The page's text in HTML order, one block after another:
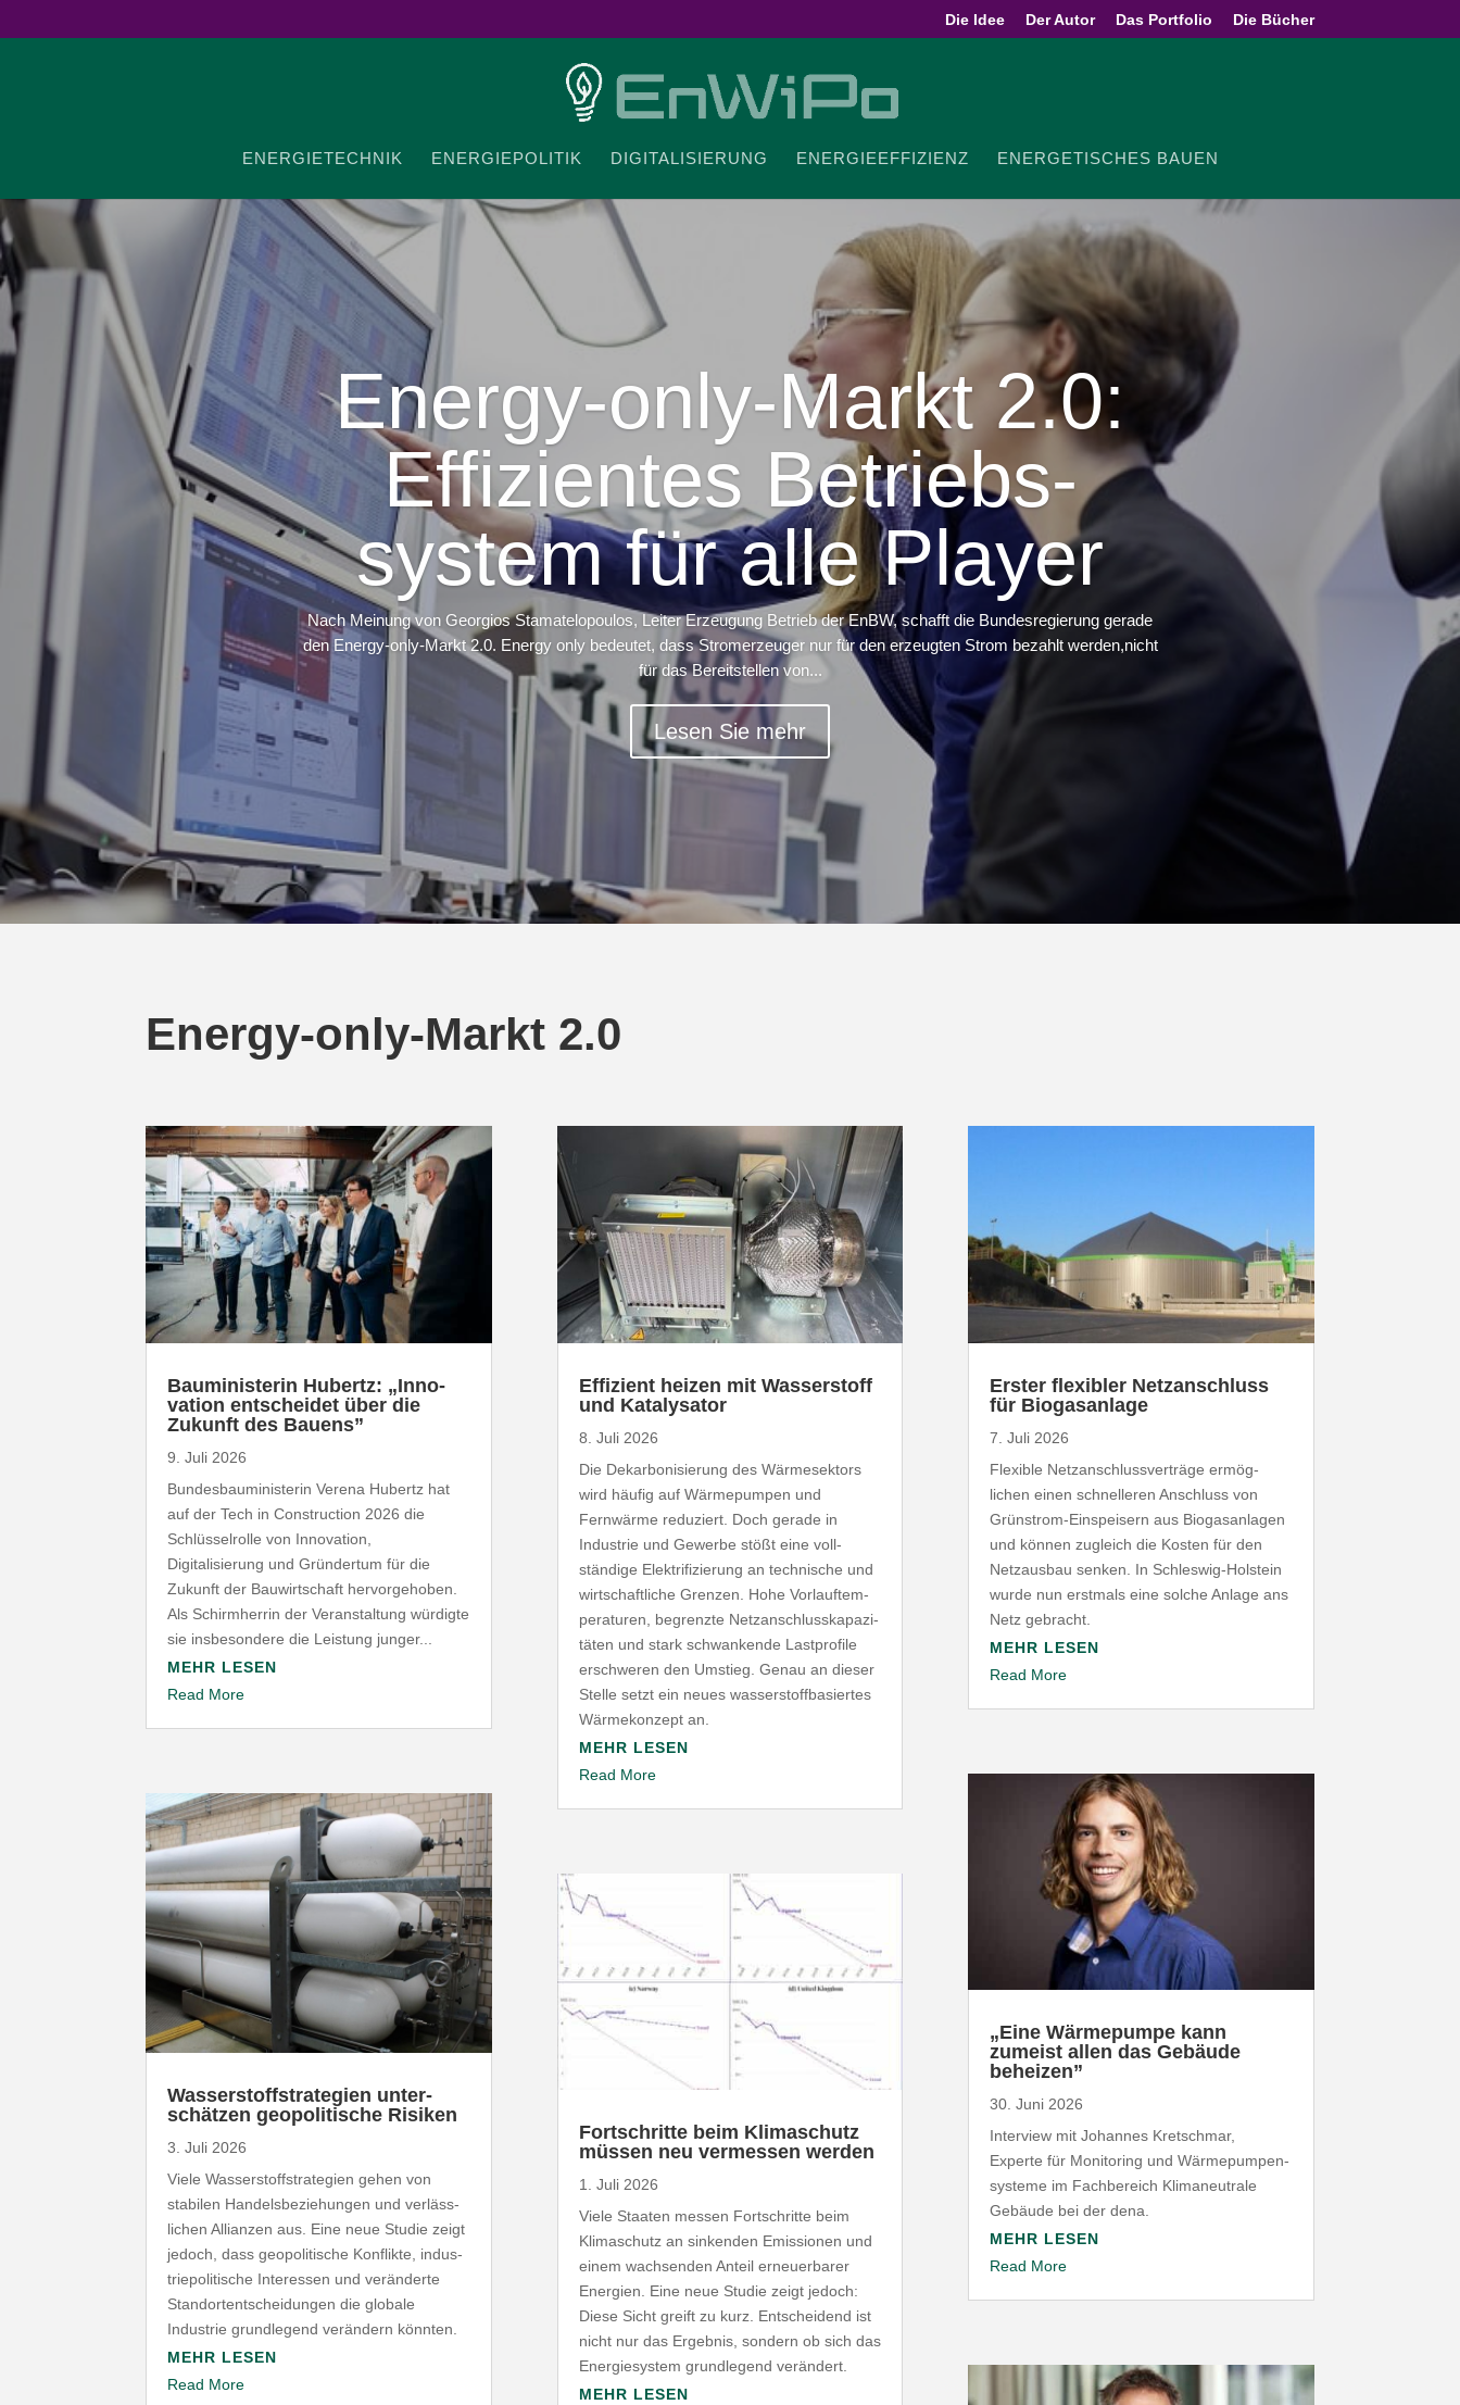
Die Idee Der Autor Das Portfolio Die Bücher
ENER­GIE­TECHNIK ENER­GIE­PO­LITIK DIGI­TA­LI­SIERUNG ENER­GIE­EF­FI­ZIENZ ENER­GE­TI­SCHES BAUEN
Energy-​only-​Markt 2.0:
Effi­zi­entes Betriebs­
system für alle Player
Nach Meinung von Georgios Stamatelopoulos, Leiter Erzeugung Betrieb der EnBW, schafft die Bundesregierung gerade
den Energy-only-Markt 2.0. Energy only bedeutet, dass Stromerzeuger nur für den erzeugten Strom bezahlt werden,nicht
für das Bereitstellen von...
Lesen Sie mehr
Energy-only-Markt 2.0
Baumi­nis­terin Hubertz: „Inno­
vation entscheidet über die
Zukunft des Bauens”
9. Juli 2026
Bundesbauministerin Verena Hubertz hat
auf der Tech in Construction 2026 die
Schlüsselrolle von Innovation,
Digitalisierung und Gründertum für die
Zukunft der Bauwirtschaft hervorgehoben.
Als Schirmherrin der Veranstaltung würdigte
sie insbesondere die Leistung junger...
MEHR LESEN
Read More
Wasser­stoff­stra­tegien unter­
schätzen geopo­li­tische Risiken
3. Juli 2026
Viele Wasser­stoff­stra­tegien gehen von
stabilen Handels­be­zie­hungen und verläss­
lichen Allianzen aus. Eine neue Studie zeigt
jedoch, dass geopo­li­tische Konflikte, indus­
trie­po­li­tische Inter­essen und verän­derte
Stand­ort­ent­schei­dungen die globale
Industrie grund­legend verändern könnten.
MEHR LESEN
Read More
Effizient heizen mit Wasser­stoff
und Katalysator
8. Juli 2026
Die Dekar­bo­ni­sierung des Wärme­sektors
wird häufig auf Wärme­pumpen und
Fernwärme reduziert. Doch gerade in
Industrie und Gewerbe stößt eine voll­
ständige Elek­tri­fi­zierung an tech­nische und
wirt­schaft­liche Grenzen. Hohe Vorlauf­tem­
pe­ra­turen, begrenzte Netz­an­schluss­ka­pa­zi­
täten und stark schwan­kende Last­profile
erschweren den Umstieg. Genau an dieser
Stelle setzt ein neues wasser­stoff­ba­siertes
Wärme­konzept an.
MEHR LESEN
Read More
Fort­schritte beim Klima­schutz
müssen neu vermessen werden
1. Juli 2026
Viele Staaten messen Fort­schritte beim
Klima­schutz an sinkenden Emis­sionen und
einem wach­senden Anteil erneu­er­barer
Energien. Eine neue Studie zeigt jedoch:
Diese Sicht greift zu kurz. Entscheidend ist
nicht nur das Ergebnis, sondern ob sich das
Ener­gie­system grund­legend verändert.
MEHR LESEN
Erster flexibler Netz­an­schluss
für Biogasanlage
7. Juli 2026
Flexible Netz­an­schluss­ver­träge ermög­
lichen einen schnel­leren Anschluss von
Grünstrom-​Einspeisern aus Biogas­an­lagen
und können zugleich die Kosten für den
Netz­ausbau senken. In Schleswig-​Holstein
wurde nun erstmals eine solche Anlage ans
Netz gebracht.
MEHR LESEN
Read More
„Eine Wärme­pumpe kann
zumeist allen das Gebäude
beheizen”
30. Juni 2026
Interview mit Johannes Kret­schmar,
Experte für Moni­toring und Wärme­pum­pen­
systeme im Fach­be­reich Klima­neu­trale
Gebäude bei der dena.
MEHR LESEN
Read More